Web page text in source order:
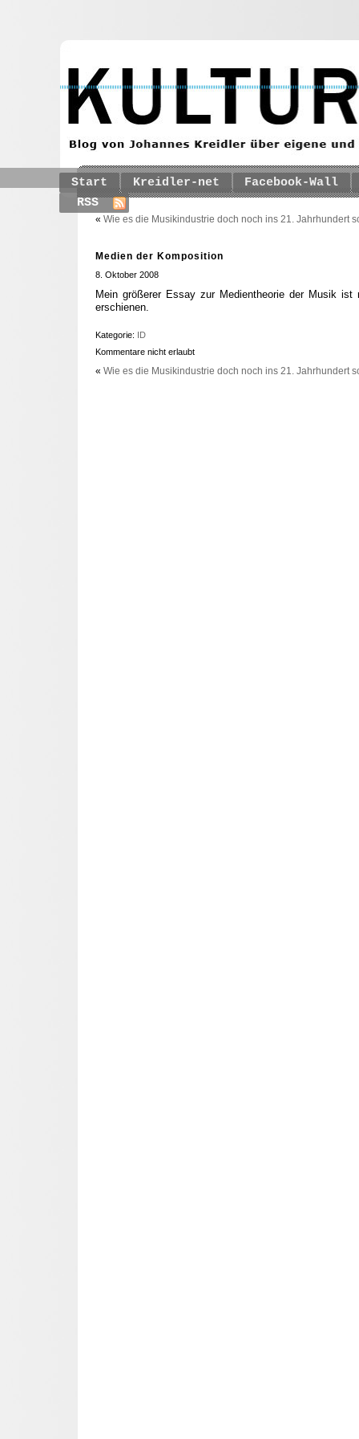
Start Kreidler-net
Facebook-Wall
RSS
« Wie es die Musikindustrie doch noch ins 21. Jahrhundert
Medien der Komposition
8. Oktober 2008
Mein größerer Essay zur Medientheorie der Musik
erschienen.
Kategorie: ID
Kommentare nicht erlaubt
« Wie es die Musikindustrie doch noch ins 21. Jahrhundert